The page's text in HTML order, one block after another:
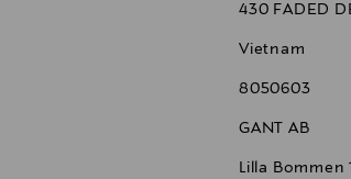
430 FADED
Vietnam
8050603
GANT AB
Lilla Bommen